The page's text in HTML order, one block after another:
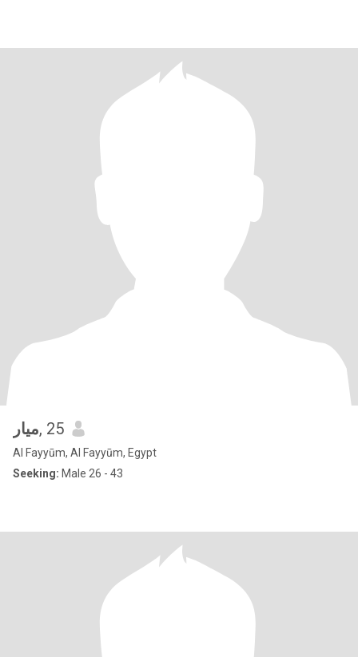
ميار, 25
Al Fayyūm, Al Fayyūm, Egypt
Seeking: Male 26 - 43